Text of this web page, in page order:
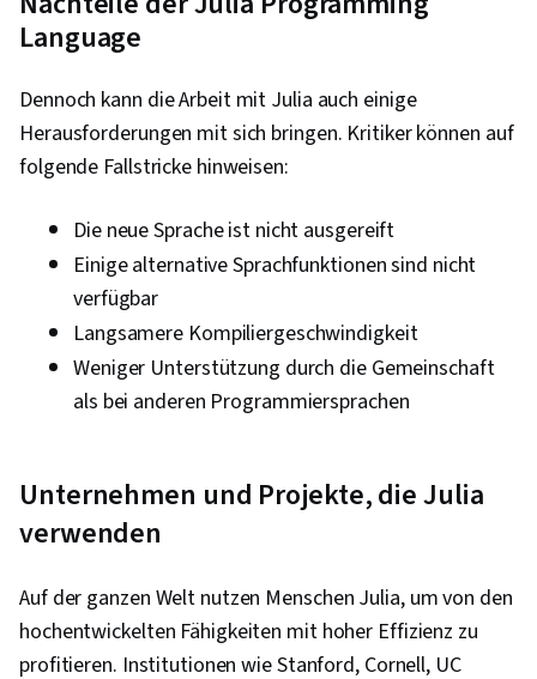
Language
Dennoch kann die Arbeit mit Julia auch einige
Herausforderungen mit sich bringen. Kritiker können auf
folgende Fallstricke hinweisen:
Die neue Sprache ist nicht ausgereift
Einige alternative Sprachfunktionen sind nicht
verfügbar
Langsamere Kompiliergeschwindigkeit
Weniger Unterstützung durch die Gemeinschaft
als bei anderen Programmiersprachen
Unternehmen und Projekte, die Julia
verwenden
Auf der ganzen Welt nutzen Menschen Julia, um von den
hochentwickelten Fähigkeiten mit hoher Effizienz zu
profitieren. Institutionen wie Stanford, Cornell, UC